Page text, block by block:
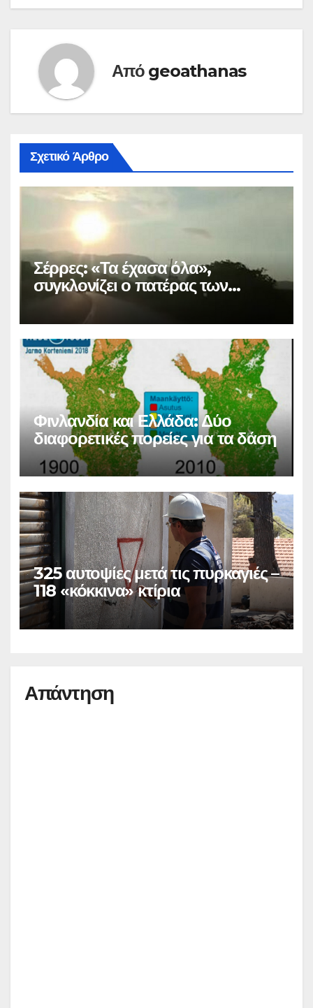
Από geoathanas
Σχετικό Άρθρο
Σέρρες: «Τα έχασα όλα»,
συγκλονίζει ο πατέρας των
θυμάτων
Φινλανδία και Ελλάδα: Δύο
διαφορετικές πορείες για τα δάση
325 αυτοψίες μετά τις πυρκαγιές –
118 «κόκκινα» κτίρια
Απάντηση